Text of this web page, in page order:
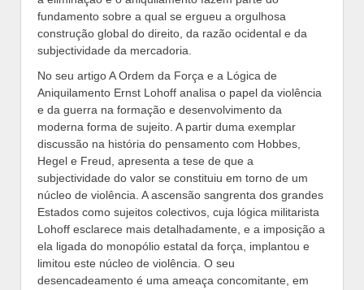
fundamento sobre a qual se ergueu a orgulhosa
construção global do direito, da razão ocidental e da
subjectividade da mercadoria.
No seu artigo A Ordem da Força e a Lógica de
Aniquilamento Ernst Lohoff analisa o papel da violência
e da guerra na formação e desenvolvimento da
moderna forma de sujeito. A partir duma exemplar
discussão na história do pensamento com Hobbes,
Hegel e Freud, apresenta a tese de que a
subjectividade do valor se constituiu em torno de um
núcleo de violência. A ascensão sangrenta dos grandes
Estados como sujeitos colectivos, cuja lógica militarista
Lohoff esclarece mais detalhadamente, e a imposição a
ela ligada do monopólio estatal da força, implantou e
limitou este núcleo de violência. O seu
desencadeamento é uma ameaça concomitante, em